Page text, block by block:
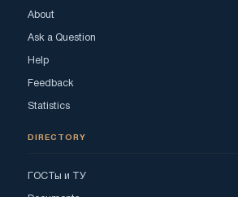
About
Ask a Question
Help
Feedback
Statistics
DIRECTORY
ГОСТы и ТУ